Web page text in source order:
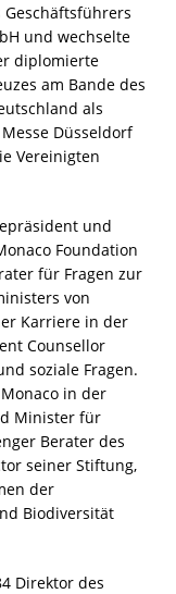
und wechselte
diplomierte
am Bande des
als
Düsseldorf
Vereinigten
und
Foundation
für Fragen zur
von
Karriere in der
Counsellor
soziale Fragen.
in der
Minister für
Berater des
seiner Stiftung,
der
Biodiversität
Direktor des